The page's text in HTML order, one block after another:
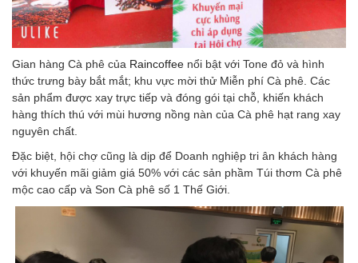
Gian hàng Cà phê của Raincoffee nổi bật với Tone đỏ và hình
thức trưng bày bắt mắt; khu vực mời thử Miễn phí Cà phê. Các
sản phẩm được xay trực tiếp và đóng gói tại chỗ, khiến khách
hàng thích thú với mùi hương nồng nàn của Cà phê hạt rang xay
nguyên chất.
Đặc biệt, hội chợ cũng là dịp để Doanh nghiệp tri ân khách hàng
với khuyến mãi giảm giá 50% với các sản phầm Túi thơm Cà phê
mộc cao cấp và Son Cà phê số 1 Thế Giới.